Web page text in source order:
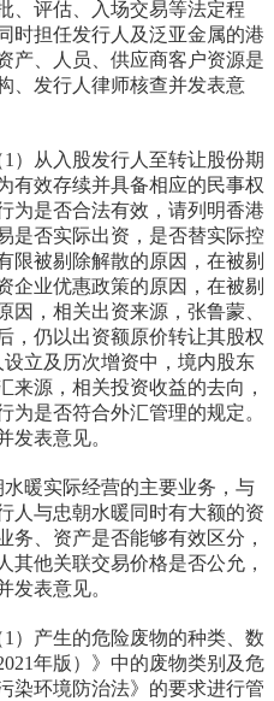
、评估、入场交易等法定程
时担任发行人及泛亚金属的港
产、人员、供应商客户资源是
、发行人律师核查并发表意
从入股发行人至转让股份期
有效存续并具备相应的民事权
为是否合法有效，请列明香港
是否实际出资，是否替实际控
限被剔除解散的原因，在被剔
企业优惠政策的原因，在被剔
因，相关出资来源，张鲁蒙、
，仍以出资额原价转让其股权
立及历次增资中，境内股东
来源，相关投资收益的去向，
为是否符合外汇管理的规定。
发表意见。
暖实际经营的主要业务，与
人与忠朝水暖同时有大额的资
务、资产是否能够有效区分，
其他关联交易价格是否公允，
发表意见。
产生的危险废物的种类、数
年版）》中的废物类别及危
染环境防治法》的要求进行管